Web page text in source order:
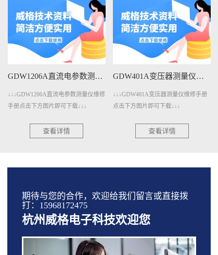
GDW1206A直流电参数测量仪维修手册下载
↓↓↓GDW1206A直流电参数测量仪维修
手册点击下方图片即可下载↓↓↓
查看详情
GDW401A变压器测量仪维修手册下载
↓↓↓GDW401A变压器测量仪维修手册
点击下方图片即可下载↓↓↓
查看详情
期待与您的合作，欢迎给我们留言或直接拨
打：15968172475
杭州威格电子科技欢迎您